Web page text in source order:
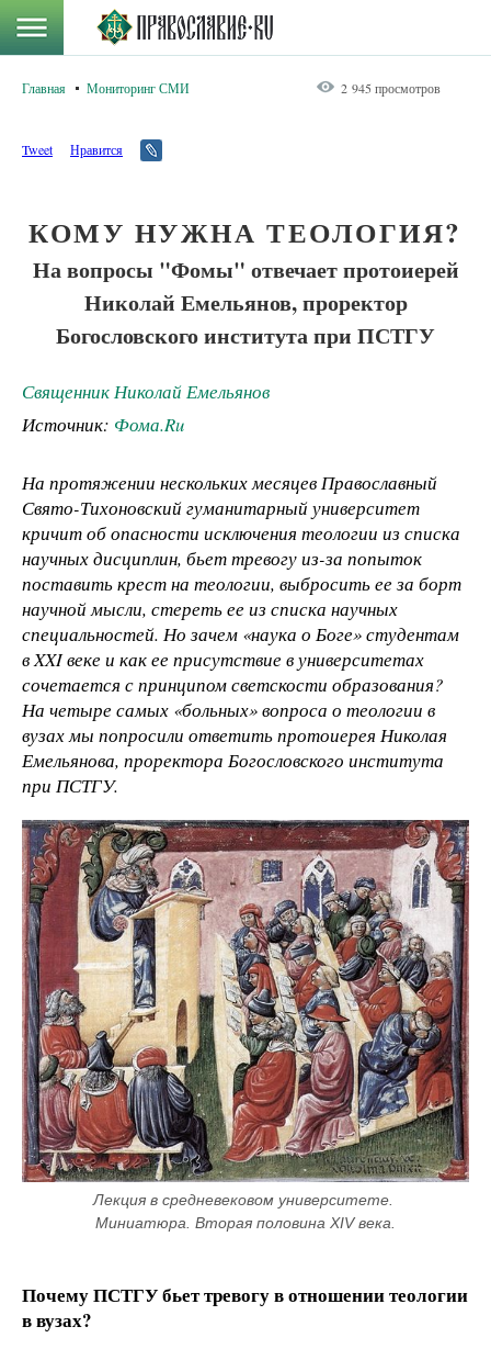
Главная Мониторинг СМИ 2 945 просмотров
Tweet Нравится
КОМУ НУЖНА ТЕОЛОГИЯ?
На вопросы "Фомы" отвечает протоиерей
Николай Емельянов, проректор
Богословского института при ПСТГУ
Священник Николай Емельянов
Источник: Фома.Ru
На протяжении нескольких месяцев Православный
Свято-Тихоновский гуманитарный университет
кричит об опасности исключения теологии из списка
научных дисциплин, бьет тревогу из-за попыток
поставить крест на теологии, выбросить ее за борт
научной мысли, стереть ее из списка научных
специальностей. Но зачем «наука о Боге» студентам
в XXI веке и как ее присутствие в университетах
сочетается с принципом светскости образования?
На четыре самых «больных» вопроса о теологии в
вузах мы попросили ответить протоиерея Николая
Емельянова, проректора Богословского института
при ПСТГУ.
Лекция в средневековом университете.
Миниатюра. Вторая половина XIV века.
Почему ПСТГУ бьет тревогу в отношении теологии
в вузах?